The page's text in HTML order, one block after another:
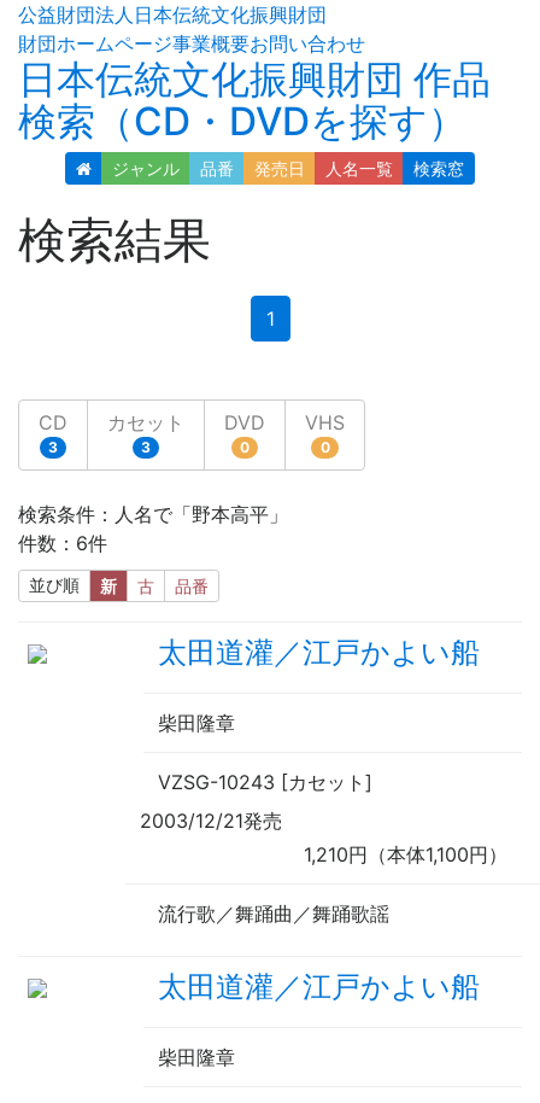
公益財団法人日本伝統文化振興財団
財団ホームページ事業概要お問い合わせ
日本伝統文化振興財団 作品
検索（CD・DVDを探す）
ジャンル 品番 発売日 人名一覧 検索窓
検索結果
1(current)
CD
3
カセット
3
DVD
0
VHS
0
検索条件：人名で「野本高平」
件数：6件
並び順 新 古 品番
太田道灌／江戸かよい船
柴田隆章
VZSG-10243 [カセット]
2003/12/21発売
1,210円（本体1,100円）
流行歌／舞踊曲／舞踊歌謡
太田道灌／江戸かよい船
柴田隆章